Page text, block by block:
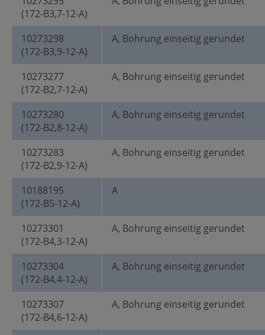
(172-B3,7-12-A)
10273298
(172-B3,9-12-A)
A, Bohrung einseitig gerundet
10273277
(172-B2,7-12-A)
A, Bohrung einseitig gerundet
10273280
(172-B2,8-12-A)
A, Bohrung einseitig gerundet
10273283
(172-B2,9-12-A)
A, Bohrung einseitig gerundet
10188195
(172-B5-12-A)
A
10273301
(172-B4,3-12-A)
A, Bohrung einseitig gerundet
10273304
(172-B4,4-12-A)
A, Bohrung einseitig gerundet
10273307
(172-B4,6-12-A)
A, Bohrung einseitig gerundet